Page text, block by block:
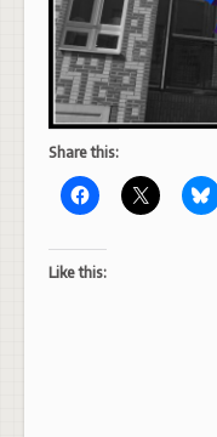
Share this:
Like this: